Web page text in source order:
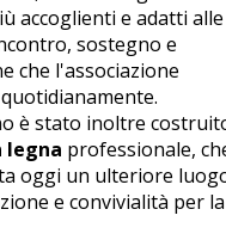
accoglienti e adatti alle
sostegno e
che l'associazione
è stato inoltre
legna professionale,
oggi un ulteriore
e convivialità per la